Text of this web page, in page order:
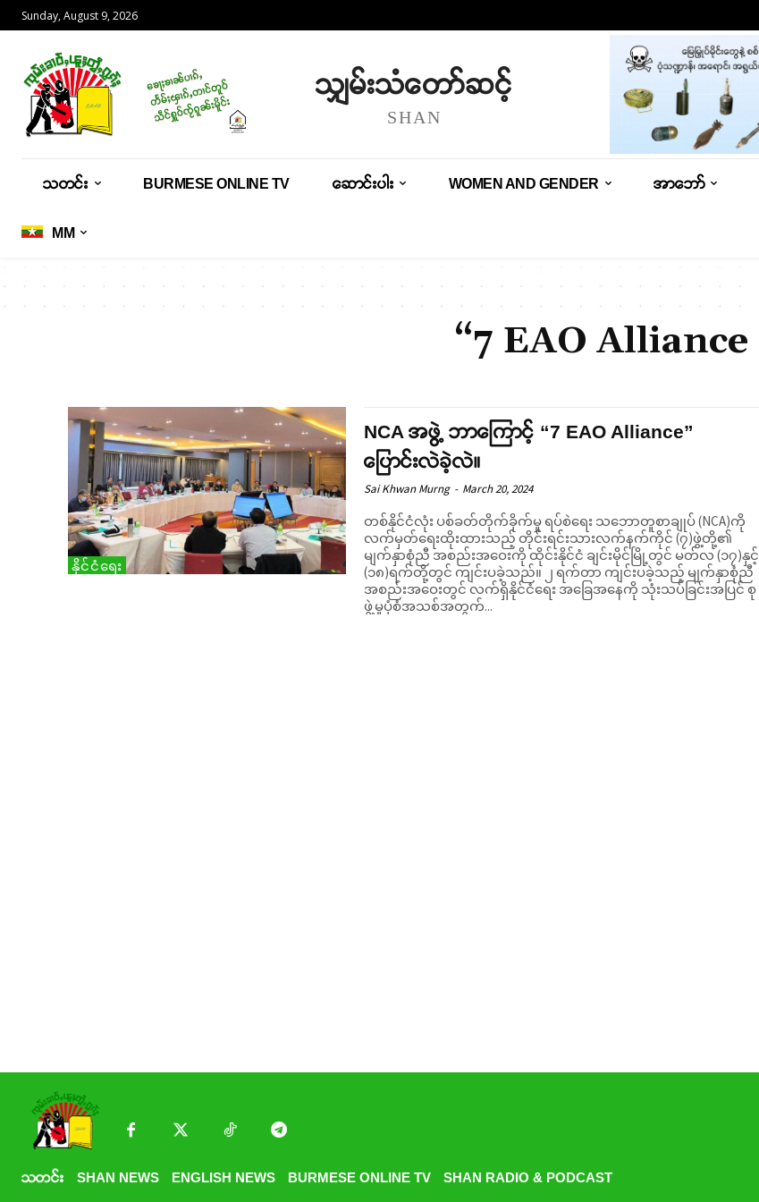
Sunday, August 9, 2026
သျှမ်းသံတော်ဆင့်
SHAN
သတင်း BURMESE ONLINE TV ဆောင်းပါး WOMEN AND GENDER အာဘော်
MM
“7 EAO Alliance
နိုင်ငံရေး
NCA အဖွဲ့ ဘာကြောင့် “7 EAO Alliance”
ပြောင်းလဲခဲ့လဲ။
Sai Khwan Murng - March 20, 2024
တစ်နိုင်ငံလုံး ပစ်ခတ်တိုက်ခိုက်မှု ရပ်စဲရေး သဘောတူစာချုပ် (NCA)ကို
လက်မှတ်ရေးထိုးထားသည့် တိုင်းရင်းသားလက်နက်ကိုင် (၇)ဖွဲ့တို့၏
မျက်နှာစုံညီ အစည်းအဝေးကို ထိုင်းနိုင်ငံ ချင်းမိုင်မြို့တွင် မတ်လ (၁၇)နှင့်
(၁၈)ရက်တို့တွင် ကျင်းပခဲ့သည်။ ၂ ရက်တာ ကျင်းပခဲ့သည့် မျက်နှာစုံညီ
အစည်းအဝေးတွင် လက်ရှိနိုင်ငံရေး အခြေအနေကို သုံးသပ်ခြင်းအပြင် စု
ဖွဲ့မှုပုံစံအသစ်အတွက်...
သတင်း SHAN NEWS ENGLISH NEWS BURMESE ONLINE TV SHAN RADIO & PODCAST